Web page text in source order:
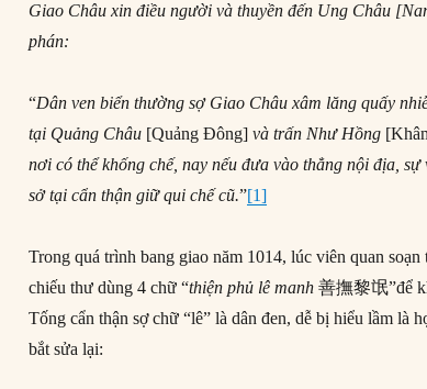
Giao Châu xin điều người và thuyền đến Ung Châu
phán:
“Dân ven biển thường sợ Giao Châu xâm lăng quấy
tại Quảng Châu [Quảng Đông]và trấn Như Hồng
nơi có thể khống chế, nay nếu đưa vào thẳng nội địa,
sở tại cẩn thận giữ qui chế cũ.”[1]
Trong quá trình bang giao năm 1014, lúc viên quan
chiếu thư dùng 4 chữ “thiện phủ lê manh 善撫黎氓”để
Tống cẩn thận sợ chữ “lê” là dân đen, dễ bị hiểu lầm là
bắt sửa lại: